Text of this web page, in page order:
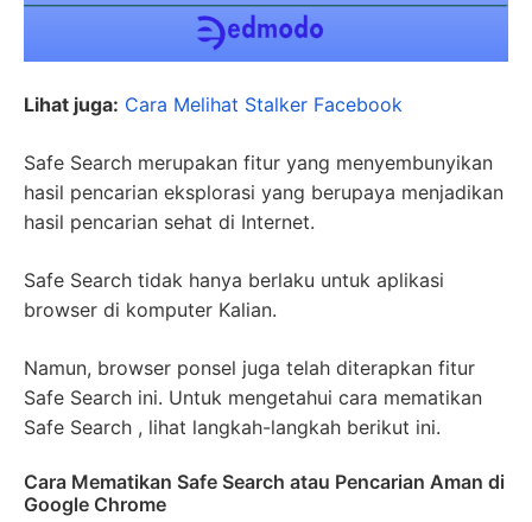
Lihat juga: Cara Melihat Stalker Facebook
Safe Search merupakan fitur yang menyembunyikan
hasil pencarian eksplorasi yang berupaya menjadikan
hasil pencarian sehat di Internet.
Safe Search tidak hanya berlaku untuk aplikasi
browser di komputer Kalian.
Namun, browser ponsel juga telah diterapkan fitur
Safe Search ini. Untuk mengetahui cara mematikan
Safe Search , lihat langkah-langkah berikut ini.
Cara Mematikan Safe Search atau Pencarian Aman di
Google Chrome